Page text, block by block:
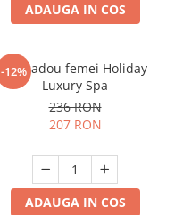
ADAUGA IN COS
-12%
Set cadou femei Holiday
Luxury Spa
236 RON
207 RON
ADAUGA IN COS